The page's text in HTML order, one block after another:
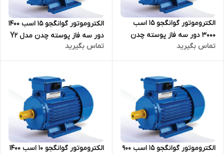
الکتروموتور گوانگجو 15 اسب
3000 دور سه فاز پوسته چدن
مدل Y2 ترمینال بالا
تماس بگیرید
الکتروموتور گوانگجو 15 اسب 1400
دور سه فاز پوسته چدن مدل Y2
ترمینال بالا
تماس بگیرید
الکتروموتور گوانگجو 15 اسب 900
الکتروموتور گوانگجو 10 اسب 1400